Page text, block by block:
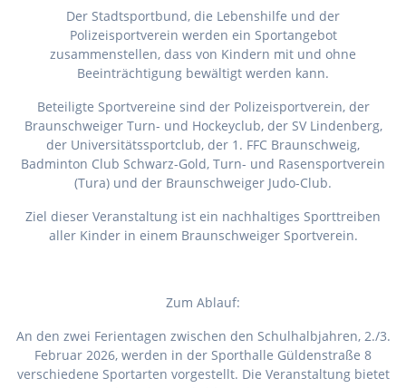
Der Stadtsportbund, die Lebenshilfe und der
Polizeisportverein werden ein Sportangebot
zusammenstellen, dass von Kindern mit und ohne
Beeinträchtigung bewältigt werden kann.
Beteiligte Sportvereine sind der Polizeisportverein, der
Braunschweiger Turn- und Hockeyclub, der SV Lindenberg,
der Universitätssportclub, der 1. FFC Braunschweig,
Badminton Club Schwarz-Gold, Turn- und Rasensportverein
(Tura) und der Braunschweiger Judo-Club.
Ziel dieser Veranstaltung ist ein nachhaltiges Sporttreiben
aller Kinder in einem Braunschweiger Sportverein.
Zum Ablauf:
An den zwei Ferientagen zwischen den Schulhalbjahren, 2./3.
Februar 2026, werden in der Sporthalle Güldenstraße 8
verschiedene Sportarten vorgestellt. Die Veranstaltung bietet